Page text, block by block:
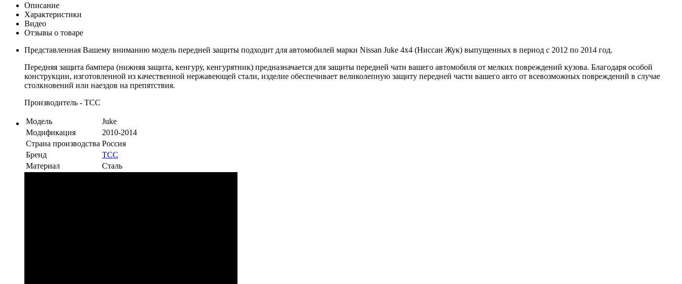
Описание
Характеристики
Видео
Отзывы о товаре
Представленная Вашему вниманию модель передней защиты подходит для автомобилей марки Nissan Juke 4x4 (Ниссан Жук) выпущенных в период с 2012 по 2014 год.
Передняя защита бампера (нижняя защита, кенгуру, кенгурятник) предназначается для защиты передней чати вашего автомобиля от мелких повреждений кузова. Благодаря особой
конструкции, изготовленной из качественной нержавеющей стали, изделие обеспечивает великолепную защиту передней части вашего авто от всевозможных повреждений в случае
столкновений или наездов на препятствия.
Производитель - ТСС
Модель
Juke
Модификация
2010-2014
Страна производства Россия
Бренд
TCC
Материал
Сталь